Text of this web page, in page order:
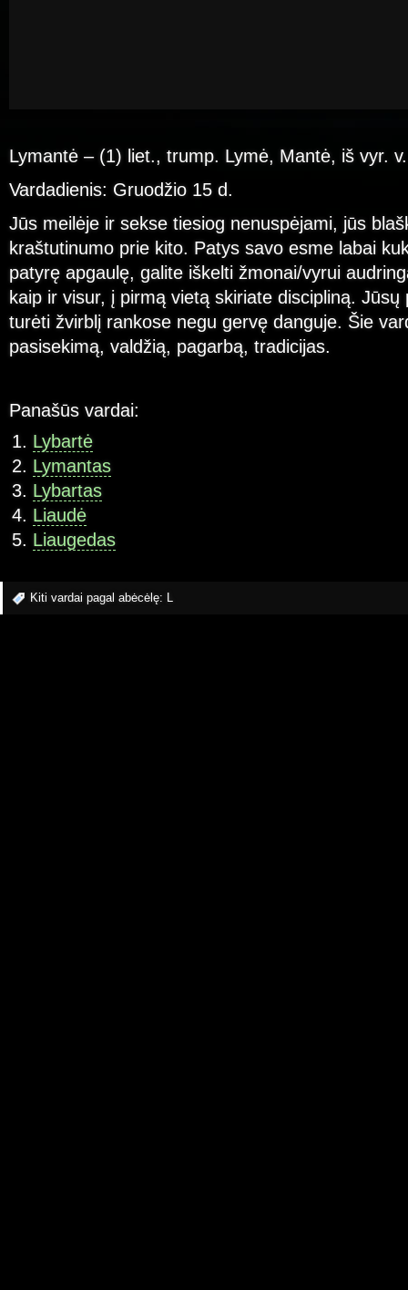
Lymantė – (1) liet., trump. Lymė, Mantė, iš vyr.
Vardadienis: Gruodžio 15 d.
Jūs meilėje ir sekse tiesiog nenuspėjami, jūs
kraštutinumo prie kito. Patys savo esme labai
patyrę apgaulę, galite iškelti žmonai/vyrui
kaip ir visur, į pirmą vietą skiriate discipliną. Jūsų
turėti žvirblį rankose negu gervę danguje. Šie
pasisekimą, valdžią, pagarbą, tradicijas.
Panašūs vardai:
Lybartė
Lymantas
Lybartas
Liaudė
Liaugedas
Kiti vardai pagal abėcėlę: L